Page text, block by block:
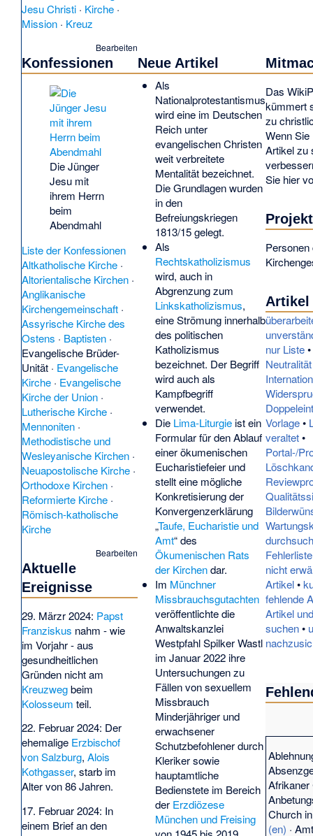
Jesu Christi · Kirche ·
Mission · Kreuz
Bearbeiten
Konfessionen
Die Jünger
Jesu mit
ihrem Herrn
beim
Abendmahl
Liste der Konfessionen
Altkatholische Kirche ·
Altorientalische Kirchen ·
Anglikanische
Kirchengemeinschaft ·
Assyrische Kirche des
Ostens · Baptisten ·
Evangelische Brüder-
Unität · Evangelische
Kirche · Evangelische
Kirche der Union ·
Lutherische Kirche ·
Mennoniten ·
Methodistische und
Wesleyanische Kirchen ·
Neuapostolische Kirche ·
Orthodoxe Kirchen ·
Reformierte Kirche ·
Römisch-katholische
Kirche
Bearbeiten
Aktuelle
Ereignisse
29. Märzr 2024: Papst
Franziskus nahm - wie
im Vorjahr - aus
gesundheitlichen
Gründen nicht am
Kreuzwegbeim
Kolosseum teil.
22. Februar 2024: Der
ehemalige Erzbischof
von Salzburg,Alois
Kothgasser, starb im
Alter von 86 Jahren.
17. Februar 2024: In
einem Brief an den
Neue Artikel
Als
Nationalprotestantismus
wird eine im Deutschen
Reich unter
evangelischen Christen
weit verbreitete
Mentalität bezeichnet.
Die Grundlagen wurden
in den
Befreiungskriegen
1813/15 gelegt.
Als
Rechtskatholizismus
wird, auch in
Abgrenzung zum
Linkskatholizismus,
eine Strömung innerhalb
des politischen
Katholizismus
bezeichnet. Der Begriff
wird auch als
Kampfbegriff
verwendet.
Die Lima-Liturgieist ein
Formular für den Ablauf
einer ökumenischen
Eucharistiefeier und
stellt eine mögliche
Konkretisierung der
Konvergenzerklärung
„Taufe, Eucharistie und
Amt“ des
Ökumenischen Rats
der Kirchendar.
Im Münchner
Missbrauchsgutachten
veröffentlichte die
Anwaltskanzlei
Westpfahl Spilker Wastl
im Januar 2022 ihre
Untersuchungen zu
Fällen von sexuellem
Missbrauch
Minderjähriger und
erwachsener
Schutzbefohlener durch
Kleriker sowie
hauptamtliche
Bedienstete im Bereich
der Erzdiözese
München und Freising
Das
kümmert
zu
Wenn
Artikel zu
Sie hier
Personen
Artikel
nur Liste
Neutralität
Vorlage•
veraltet•
Portal-/
nicht
Artikel•
fehlende
Artikel
suchen•
Church
(en) ·